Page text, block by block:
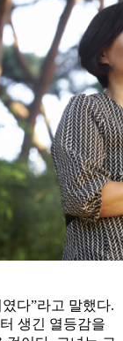
다”라고 말했다.
생긴 열등감을